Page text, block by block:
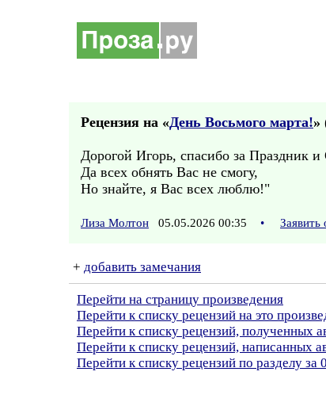
Рецензия на «День Восьмого марта!»
Дорогой Игорь, спасибо за
Да всех обнять Вас не смогу,
Но знайте, я Вас всех люблю!"
Лиза Молтон 05.05.2026 00:35 •
+ добавить замечания
Перейти на страницу произведения
Перейти к списку рецензий на это
Перейти к списку рецензий, полученных
Перейти к списку рецензий, написанных
Перейти к списку рецензий по разделу за